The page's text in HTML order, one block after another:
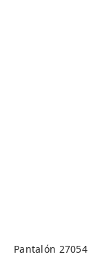
Pantalón 27054